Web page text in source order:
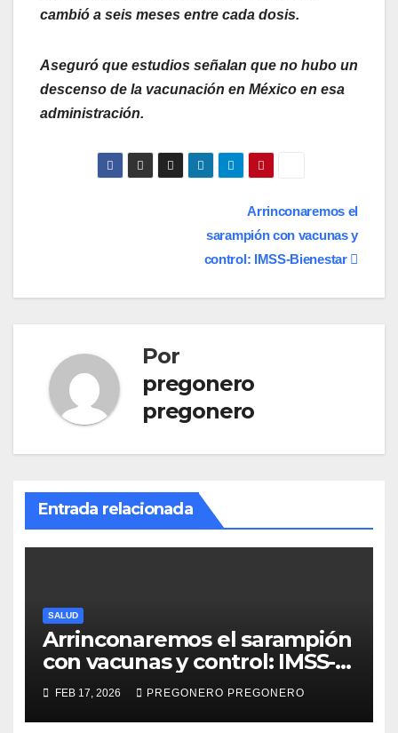
cambió a seis meses entre cada dosis.
Aseguró que estudios señalan que no hubo un
descenso de la vacunación en México en esa
administración.
entradas
Arrinconaremos el
sarampión con vacunas y
control: IMSS-Bienestar
Por
pregonero
pregonero
Entrada relacionada
SALUD
Arrinconaremos el sarampión
con vacunas y control: IMSS-
Bienestar
FEB 17, 2026 PREGONERO PREGONERO